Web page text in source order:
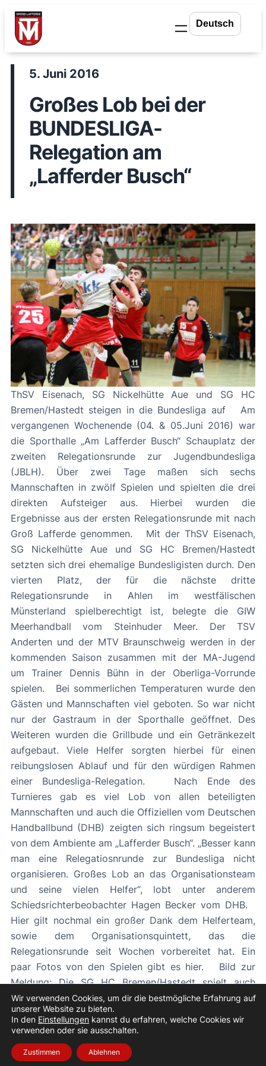
Zum
Inhalt
springen
5. Juni 2016
Großes Lob bei der
BUNDESLIGA-
Relegation am
„Lafferder Busch“
ThSV Eisenach, SG Nickelhütte Aue und SG HC
Bremen/Hastedt steigen in die Bundesliga auf Am
vergangenen Wochenende (04. & 05.Juni 2016) war
die Sporthalle „Am Lafferder Busch“ Schauplatz der
zweiten Relegationsrunde zur Jugendbundesliga
(JBLH). Über zwei Tage maßen sich sechs
Mannschaften in zwölf Spielen und spielten die drei
direkten Aufsteiger aus. Hierbei wurden die
Ergebnisse aus der ersten Relegationsrunde mit nach
Groß Lafferde genommen. Mit der ThSV Eisenach,
SG Nickelhütte Aue und SG HC Bremen/Hastedt
setzten sich drei ehemalige Bundesligisten durch. Den
vierten Platz, der für die nächste dritte
Relegationsrunde in Ahlen im westfälischen
Münsterland spielberechtigt ist, belegte die GIW
Meerhandball vom Steinhuder Meer. Der TSV
Anderten und der MTV Braunschweig werden in der
kommenden Saison zusammen mit der MA-Jugend
um Trainer Dennis Bühn in der Oberliga-Vorrunde
spielen. Bei sommerlichen Temperaturen wurde den
Gästen und Mannschaften viel geboten. So war nicht
nur der Gastraum in der Sporthalle geöffnet. Des
Weiteren wurden die Grillbude und ein Getränkezelt
aufgebaut. Viele Helfer sorgten hierbei für einen
reibungslosen Ablauf und für den würdigen Rahmen
einer Bundesliga-Relegation. Nach Ende des
Turnieres gab es viel Lob von allen beteiligten
Mannschaften und auch die Offiziellen vom Deutschen
Handballbund (DHB) zeigten sich ringsum begeistert
von dem Ambiente am „Lafferder Busch“. „Besser kann
man eine Relegatiosnrunde zur Bundesliga nicht
organisieren. Großes Lob an das Organisationsteam
und seine vielen Helfer“, lobt unter anderem
Schiedsrichterbeobachter Hagen Becker vom DHB.
Hier gilt nochmal ein großer Dank dem Helferteam,
sowie dem Organisationsquintett, das die
Relegationsrunde seit Wochen vorbereitet hat. Ein
paar Fotos von den Spielen gibt es hier. Bild zur
Meldung: Die SG HC Bremen/Hastedt spielt auch
nächste Saison in der JBLH, Foto: Tim Scheller
« Vorheriger Beitrag Nächster Beitrag
Wir verwenden Cookies, um dir die bestmögliche Erfahrung auf
unserer Website zu bieten.
In den Einstellungen kannst du erfahren, welche Cookies wir
verwenden oder sie ausschalten.
Zustimmen Ablehnen